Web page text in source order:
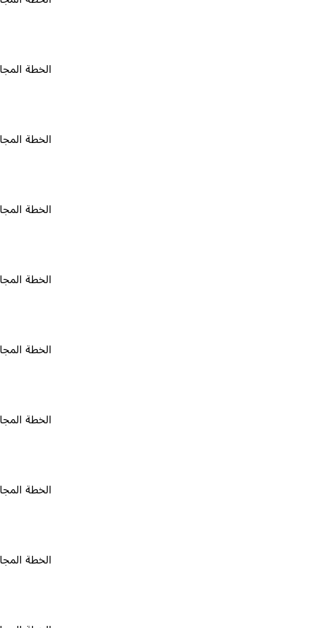
الخطة المجانية ٠
الخطة المجانية ٠
الخطة المجانية ٠
الخطة المجانية ٠
الخطة المجانية ٠
الخطة المجانية ٠
الخطة المجانية ٠
الخطة المجانية ٠